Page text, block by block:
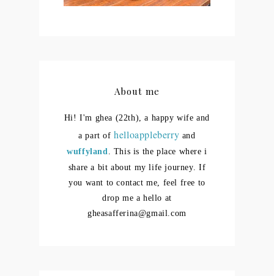
About me
Hi! I'm ghea (22th), a happy wife and
a part ofhelloappleberry and
wuffyland. This is the place where i
share a bit about my life journey. If
you want to contact me, feel free to
drop me a hello at
gheasafferina@gmail.com